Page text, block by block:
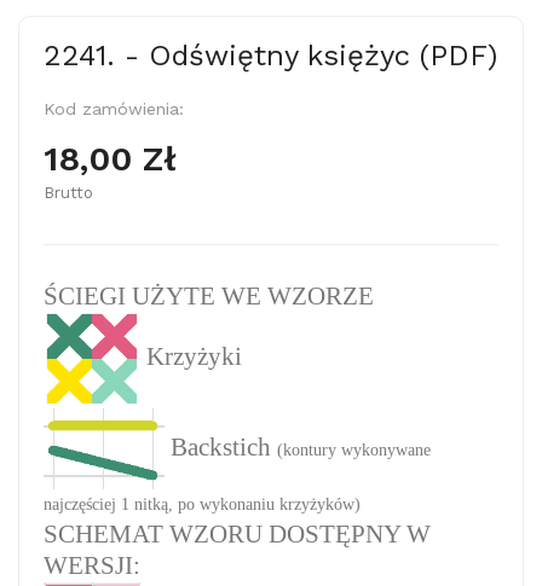
2241. - Odświętny księżyc (PDF)
Kod zamówienia:
18,00 Zł
Brutto
ŚCIEGI UŻYTE WE WZORZE
Krzyżyki
Backstich (kontury wykonywane
najczęściej 1 nitką, po wykonaniu krzyżyków)
SCHEMAT WZORU DOSTĘPNY W
WERSJI: